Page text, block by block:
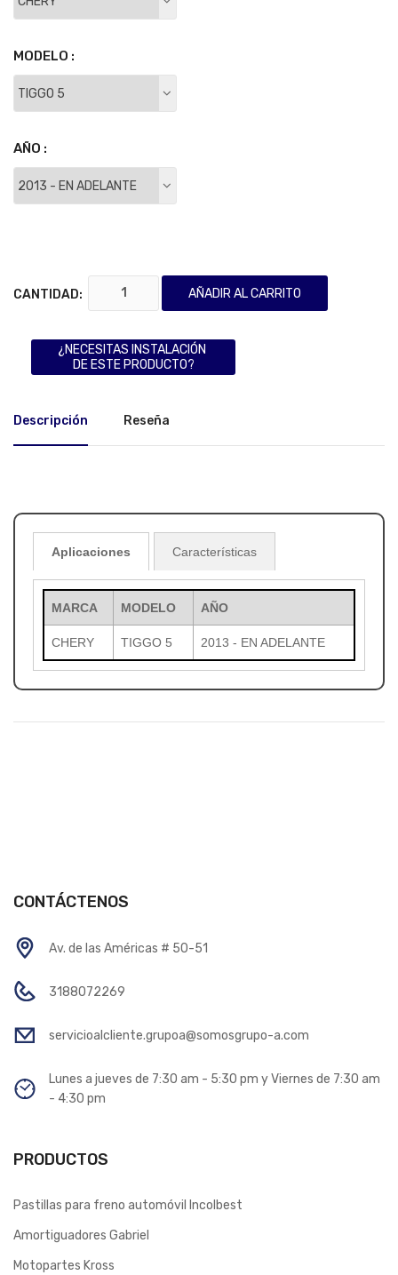
MODELO :
AÑO :
CANTIDAD: AÑADIR AL CARRITO
¿NECESITAS INSTALACIÓN
DE ESTE PRODUCTO?
Descripción Reseña
Aplicaciones Características
MARCA MODELO AÑO
CHERY TIGGO 5 2013 - EN ADELANTE
CONTÁCTENOS
Av. de las Américas # 50-51
3188072269
servicioalcliente.grupoa@somosgrupo-a.com
Lunes a jueves de 7:30 am - 5:30 pm y Viernes de 7:30 am
- 4:30 pm
PRODUCTOS
Pastillas para freno automóvil Incolbest
Amortiguadores Gabriel
Motopartes Kross